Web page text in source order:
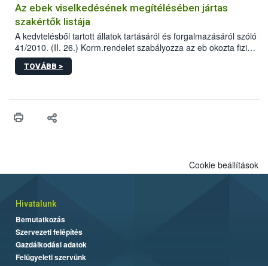
Az ebek viselkedésének megítélésében jártas
szakértők listája
A kedvtelésből tartott állatok tartásáról és forgalmazásáról szóló
41/2010. (II. 26.) Korm.rendelet szabályozza az eb okozta fizikai
sérülés, illetve ennek veszélye keletkezésekor felmerülő
hatósági feladatokat, valamint a veszélyes eb tartását és annak
TOVÁBB >
Cookie beállítások
Hivatalunk
Bemutatkozás
Szervezeti felépítés
Gazdálkodási adatok
Felügyeleti szervünk